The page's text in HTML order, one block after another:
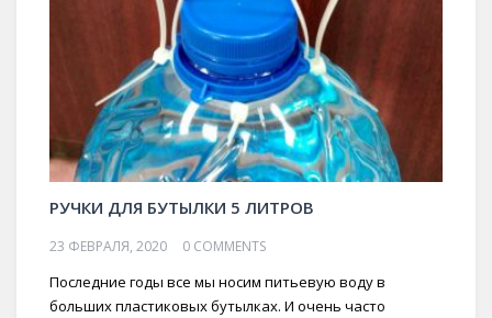
РУЧКИ ДЛЯ БУТЫЛКИ 5 ЛИТРОВ
23 ФЕВРАЛЯ, 2020 0 COMMENTS
Последние годы все мы носим питьевую воду в
больших пластиковых бутылках. И очень часто